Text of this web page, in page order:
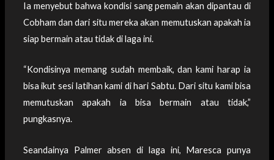
Ia menyebut bahwa kondisi sang pemain akan dipantau di
Cobham dan dari situ mereka akan memutuskan apakah ia
siap bermain atau tidak di laga ini.
“Kondisinya memang sudah membaik, dan kami harap ia
bisa ikut sesi latihan kami di hari Sabtu. Dari situ kami bisa
memutuskan apakah ia bisa bermain atau tidak,”
pungkasnya.
Seandainya Palmer absen di laga ini, Maresca punya